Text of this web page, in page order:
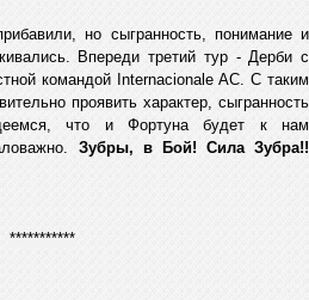
но сыгранность, понимание и
Впереди третий тур - Дерби с
командой Internacionale AC. С таким
проявить характер, сыгранность
что и Фортуна будет к нам
Зубры, в Бой! Сила Зубра!!
***********